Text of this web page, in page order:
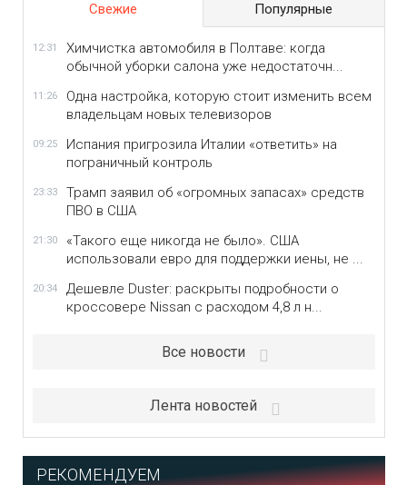
Свежие Популярные
12:31
Химчистка автомобиля в Полтаве: когда
обычной уборки салона уже недостаточн...
11:26
Одна настройка, которую стоит изменить всем
владельцам новых телевизоров
09:25
Испания пригрозила Италии «ответить» на
пограничный контроль
23:33
Трамп заявил об «огромных запасах» средств
ПВО в США
21:30
«Такого еще никогда не было». США
использовали евро для поддержки иены, не ...
20:34
Дешевле Duster: раскрыты подробности о
кроссовере Nissan с расходом 4,8 л н...
Все новости
Лента новостей
РЕКОМЕНДУЕМ